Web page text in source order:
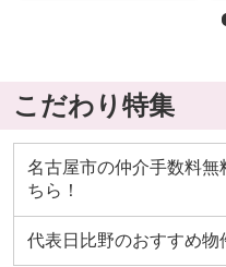
こだわり特集
名古屋市の仲介手数料無
ちら！
代表日比野のおすすめ物